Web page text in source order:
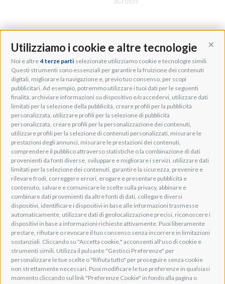
Utilizziamo i cookie e altre tecnologie
Noi e altre 4 terze parti selezionate utilizziamo cookie e tecnologie simili.
Questi strumenti sono essenziali per garantire la fruizione dei contenuti
digitali, migliorare la navigazione e, previo tuo consenso, per scopi
pubblicitari. Ad esempio, potremmo utilizzare i tuoi dati per le seguenti
finalità: archiviare informazioni su dispositivo e/o accedervi, utilizzare dati
limitati per la selezione della pubblicità, creare profili per la pubblicità
personalizzata, utilizzare profili per la selezione di pubblicità
personalizzata, creare profili per la personalizzazione dei contenuti,
utilizzare profili per la selezione di contenuti personalizzati, misurare le
prestazioni degli annunci, misurare le prestazioni dei contenuti,
comprendere il pubblico attraverso statistiche o la combinazione di dati
provenienti da fonti diverse, sviluppare e migliorare i servizi, utilizzare dati
limitati per la selezione dei contenuti, garantire la sicurezza, prevenire e
rilevare frodi, correggere errori, erogare e presentare pubblicità e
contenuto, salvare e comunicare le scelte sulla privacy, abbinare e
combinare dati provenienti da altre fonti di dati, collegare diversi
dispositivi, identificare i dispositivi in base alle informazioni trasmesse
automaticamente, utilizzare dati di geolocalizzazione precisi, riconoscere i
dispositivi in base a informazioni richieste attivamente. Puoi liberamente
prestare, rifiutare o revocare il tuo consenso senza incorrere in limitazioni
sostanziali. Cliccando su "Accetta cookie," acconsenti all'uso di cookie e
strumenti simili. Utilizza il pulsante "Gestisci Preferenze" per
personalizzare le tue scelte o "Rifiuta tutto" per proseguire senza cookie
non strettamente necessari. Puoi modificare le tue preferenze in qualsiasi
momento cliccando sul link "Preferenze Cookie" in fondo alla pagina o
Adeo Group S.r.l.
Via della Zarga, 50
Lavis, 38015 TN, Italy
Tel: +39 0461 248211
P.IVA: IT01262500224
PEC: pec@pec.adeogroup.it
SDI: T04ZHR3
info@adeogroup.it
Adeo ProAV
Adeo HomeAV
Adeo Screen
Screen Research
Adeum Cinema Suite